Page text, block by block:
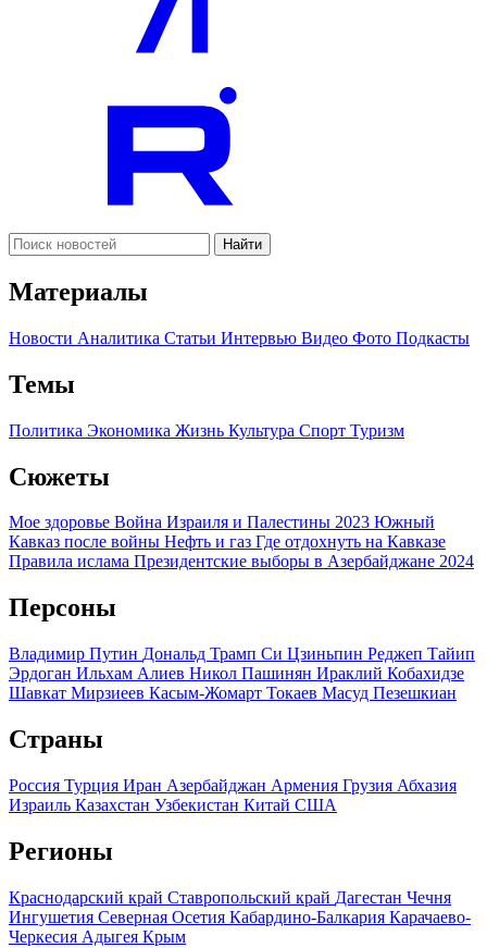
Найти
Материалы
Новости Аналитика Статьи Интервью Видео Фото Подкасты
Темы
Политика Экономика Жизнь Культура Спорт Туризм
Сюжеты
Мое здоровье Война Израиля и Палестины 2023 Южный
Кавказ после войны Нефть и газ Где отдохнуть на Кавказе
Правила ислама Президентские выборы в Азербайджане 2024
Персоны
Владимир Путин Дональд Трамп Си Цзиньпин Реджеп Тайип
Эрдоган Ильхам Алиев Никол Пашинян Ираклий Кобахидзе
Шавкат Мирзиеев Касым-Жомарт Токаев Масуд Пезешкиан
Страны
Россия Турция Иран Азербайджан Армения Грузия Абхазия
Израиль Казахстан Узбекистан Китай США
Регионы
Краснодарский край Ставропольский край Дагестан Чечня
Ингушетия Северная Осетия Кабардино-Балкария Карачаево-
Черкесия Адыгея Крым